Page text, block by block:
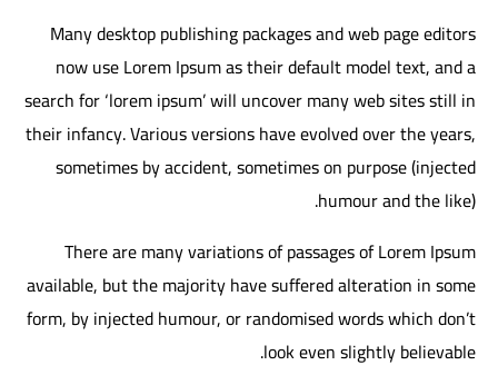
Many desktop publishing packages and web page editors
now use Lorem Ipsum as their default model text, and a
search for ‘lorem ipsum’ will uncover many web sites still in
their infancy. Various versions have evolved over the years,
sometimes by accident, sometimes on purpose (injected
humour and the like).
There are many variations of passages of Lorem Ipsum
available, but the majority have suffered alteration in some
form, by injected humour, or randomised words which don’t
look even slightly believable.